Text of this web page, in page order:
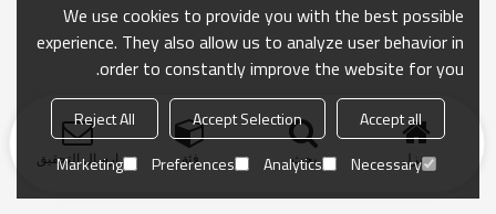
منزل بحث فئة ارسال التحقيق
We use cookies to provide you with the best possible
experience. They also allow us to analyze user behavior in
order to constantly improve the website for you.
Accept all
Accept Selection
Reject All
Necessary
Analytics
Preferences
Marketing